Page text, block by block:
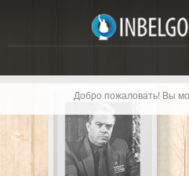
ГЛАВНАЯ
СТАТЬИ
КАТАЛОГ
Добро пожаловать! Вы